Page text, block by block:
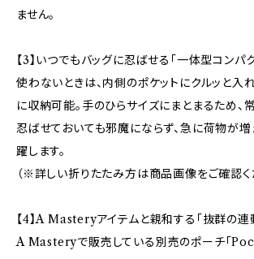
ません。
【3】いつでもバッグに忍ばせる「一体型コンパ
使わないときは、内側のポケットにクルッと入
に収納可能。手のひらサイズにまとまるため、
忍ばせておいても邪魔にならず、急に荷物が
躍します。
（※詳しい折りたたみ方は商品画像をご確認く
【4】A Masteryアイテムと親和する「抜群の連
A Masteryで販売している別売のポーチ「